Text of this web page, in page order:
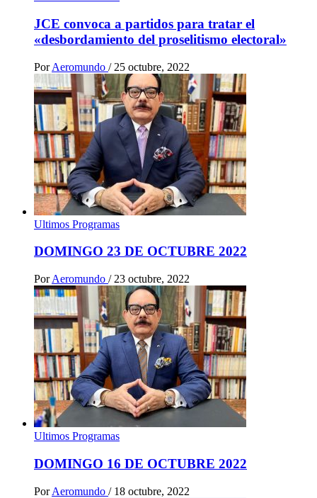
JCE convoca a partidos para tratar el
«desbordamiento del proselitismo electoral»
Por Aeromundo / 25 octubre, 2022
Ultimos Programas
DOMINGO 23 DE OCTUBRE 2022
Por Aeromundo / 23 octubre, 2022
Ultimos Programas
DOMINGO 16 DE OCTUBRE 2022
Por Aeromundo / 18 octubre, 2022